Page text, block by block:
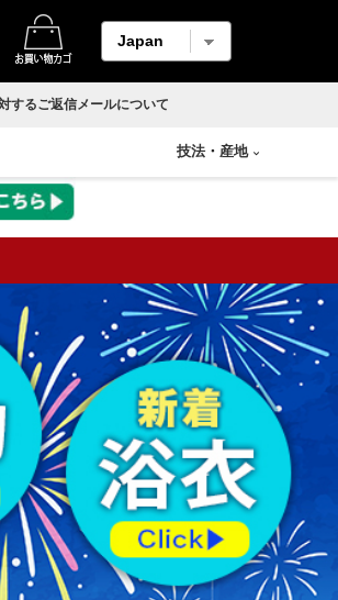
するご返信メールについて
羽織
長襦袢
下駄
その他
柄メイン生地
麻生地
材料用洗い張り
ホームコート
香合
花瓶
技法 ・ 産地
山中塗り
蒔絵